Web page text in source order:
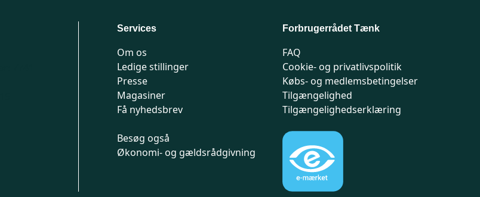
Services
Om os
Ledige stillinger
Presse
Magasiner
Få nyhedsbrev
Besøg også
Økonomi- og gældsrådgivning
Forbrugerrådet Tænk
FAQ
Cookie- og privatlivspolitik
Købs- og medlemsbetingelser
Tilgængelighed
Tilgængelighedserklæring